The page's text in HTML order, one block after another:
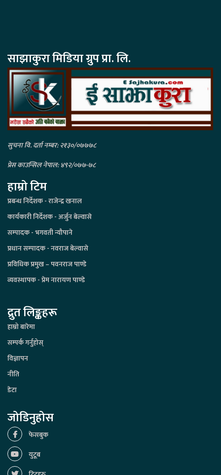
साझाकुरा मिडिया ग्रुप प्रा. लि.
सुचना वि. दर्ता नम्बर: २१३०/०७७७८
प्रेस काउन्सिल नेपाल: ४९२/०७७-७८
हाम्रो टिम
प्रबन्ध निर्देशक - राजेन्द्र खनाल
कार्यकारी निर्देशक - अर्जुन बेल्वासे
सम्पादक - भगवती न्यौपाने
प्रधान सम्पादक - नवराज बेल्वासे
प्रविधिक प्रमुख – पवनराज पाण्डे
व्यवस्थापक - प्रेम नारायण पाण्डे
द्रुत लिङ्कहरू
हाम्रो बारेमा
सम्पर्क गर्नुहोस्
विज्ञापन
नीति
डेटा
जोडिनुहोस
फेसबुक
युटूब